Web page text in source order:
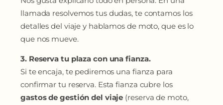
llamada resolvemos tus dudas, te contamos los
detalles del viaje y hablamos de moto, que es lo
que nos mueve.
3. Reserva tu plaza con una fianza.
Si te encaja, te pediremos una fianza para
confirmar tu reserva. Esta fianza cubre los
gastos de gestión del viaje (reserva de moto,